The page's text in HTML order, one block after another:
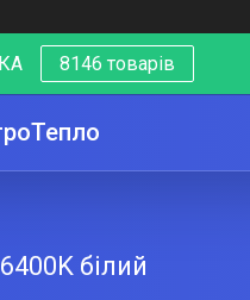
8146 товарів
білий